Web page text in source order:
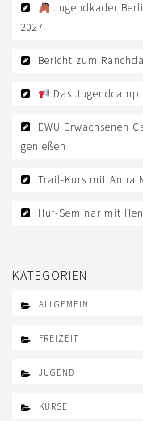
MITGLIED WERDEN
KONTAKT
Jugendkader
2027
Bericht zum
Das
EWU Erwachsenen
genießen
Trail-Kurs mit Anna
Huf-Seminar mit
KATEGORIEN
ALLGEMEIN
FREIZEIT
JUGEND
KURSE